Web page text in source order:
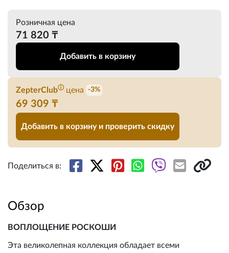
Розничная цена
71 820 ₸
Добавить в корзину
ZepterClubⓘ цена -3%
69 309 ₸
Добавить в корзину и проверить скидку
Поделиться в:
Обзор
ВОПЛОЩЕНИЕ РОСКОШИ
Эта великолепная коллекция обладает всеми